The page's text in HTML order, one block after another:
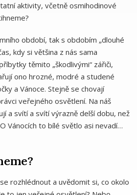
aktivity, včetně osmihodinové
období, tak s obdobím „dlouhé
kdy si většina z nás sama
těmito „škodlivými“ zářiči,
ono hrozné, modré a studené
a Vánoce. Stejně se chovají
veřejného osvětlení. Na náš
a svítí a svítí výrazně delší dobu, než
Vánocích to bílé světlo asi nevadí…
rozhlédnout a uvědomit si, co okolo